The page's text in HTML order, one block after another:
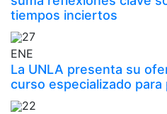
tiempos inciertos
27
ENE
La UNLA presenta su
curso especializado
22